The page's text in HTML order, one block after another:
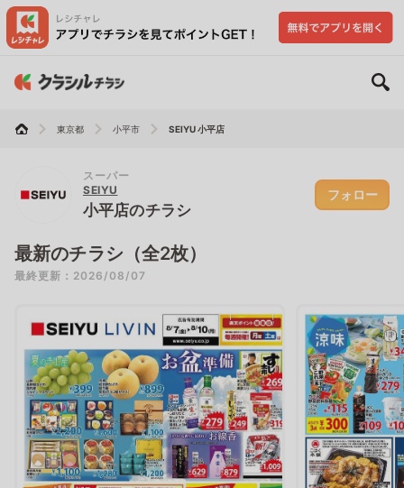
東京都 小平市 SEIYU 小平店
スーパー
SEIYU
小平店のチラシ
フォロー
最新のチラシ（全2枚）
最終更新：2026/08/07